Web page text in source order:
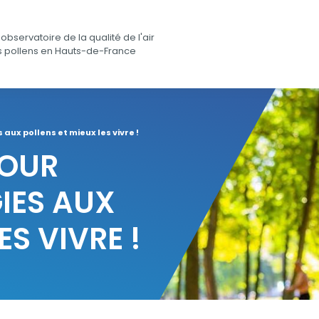
de la qualité de l'air
pollens en Hauts-de-France
pollens et mieux les vivre !
AUX
VIVRE !